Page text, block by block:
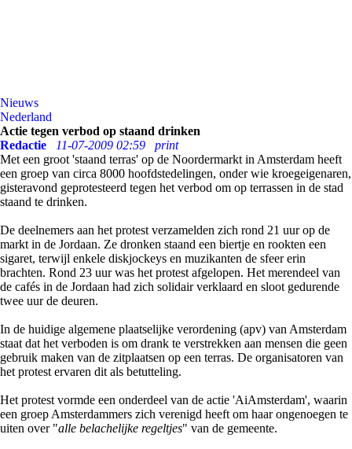
Nieuws
Nederland
Actie tegen verbod op staand drinken
Redactie
11-07-2009 02:59
print
Met een groot 'staand terras' op de Noordermarkt in Amsterdam heeft
een groep van circa 8000 hoofdstedelingen, onder wie kroegeigenaren,
gisteravond geprotesteerd tegen het verbod om op terrassen in de stad
staand te drinken.
De deelnemers aan het protest verzamelden zich rond 21 uur op de
markt in de Jordaan. Ze dronken staand een biertje en rookten een
sigaret, terwijl enkele diskjockeys en muzikanten de sfeer erin
brachten. Rond 23 uur was het protest afgelopen. Het merendeel van
de cafés in de Jordaan had zich solidair verklaard en sloot gedurende
twee uur de deuren.
In de huidige algemene plaatselijke verordening (apv) van Amsterdam
staat dat het verboden is om drank te verstrekken aan mensen die geen
gebruik maken van de zitplaatsen op een terras. De organisatoren van
het protest ervaren dit als betutteling.
Het protest vormde een onderdeel van de actie 'AiAmsterdam', waarin
een groep Amsterdammers zich verenigd heeft om haar ongenoegen te
uiten over "alle belachelijke regeltjes" van de gemeente.